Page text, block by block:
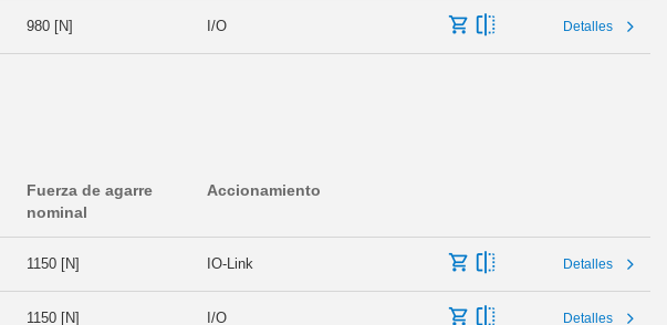
980 [N] I/O Detalles
Fuerza de agarre
nominal
Accionamiento
1150 [N] IO-Link Detalles
1150 [N] I/O Detalles